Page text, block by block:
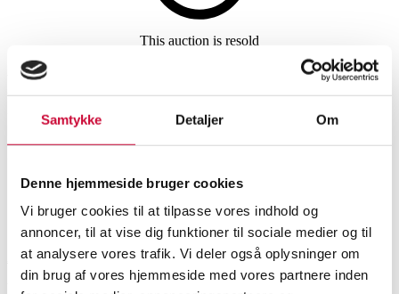
Samtykke Detaljer Om
Denne hjemmeside bruger cookies
Vi bruger cookies til at tilpasse vores indhold og
annoncer, til at vise dig funktioner til sociale medier og til
at analysere vores trafik. Vi deler også oplysninger om
din brug af vores hjemmeside med vores partnere inden
Necklaces, pendants
This auction is resold
Kranz & Ziegler Couture,
necklace with brilliant pendant
in 14 kt gold
SHOWROOM
Aalborg
ESTIMATE
DKK 4,400
ITEM NUMBER
6538814
VAT lot